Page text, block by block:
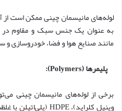
لوله‌های مانیسمان چینی ممکن است از
به عنوان یک جنس سبک و مقاوم در
مانند صنایع هوا و فضا، خودروسازی
پلیمرها(Polymers):